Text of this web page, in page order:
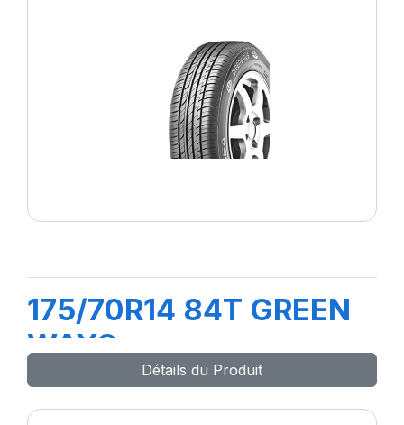
175/70R14 84T GREEN
WAYS
Détails du Produit